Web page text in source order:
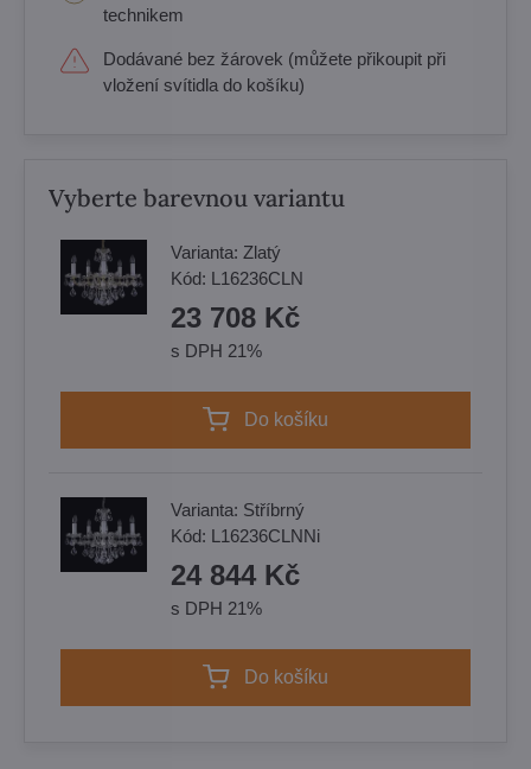
technikem
Dodávané bez žárovek (můžete přikoupit při
vložení svítidla do košíku)
Vyberte barevnou variantu
Varianta: Zlatý
Kód: L16236CLN
23 708 Kč
s DPH 21%
Do košíku
Varianta: Stříbrný
Kód: L16236CLNNi
24 844 Kč
s DPH 21%
Do košíku